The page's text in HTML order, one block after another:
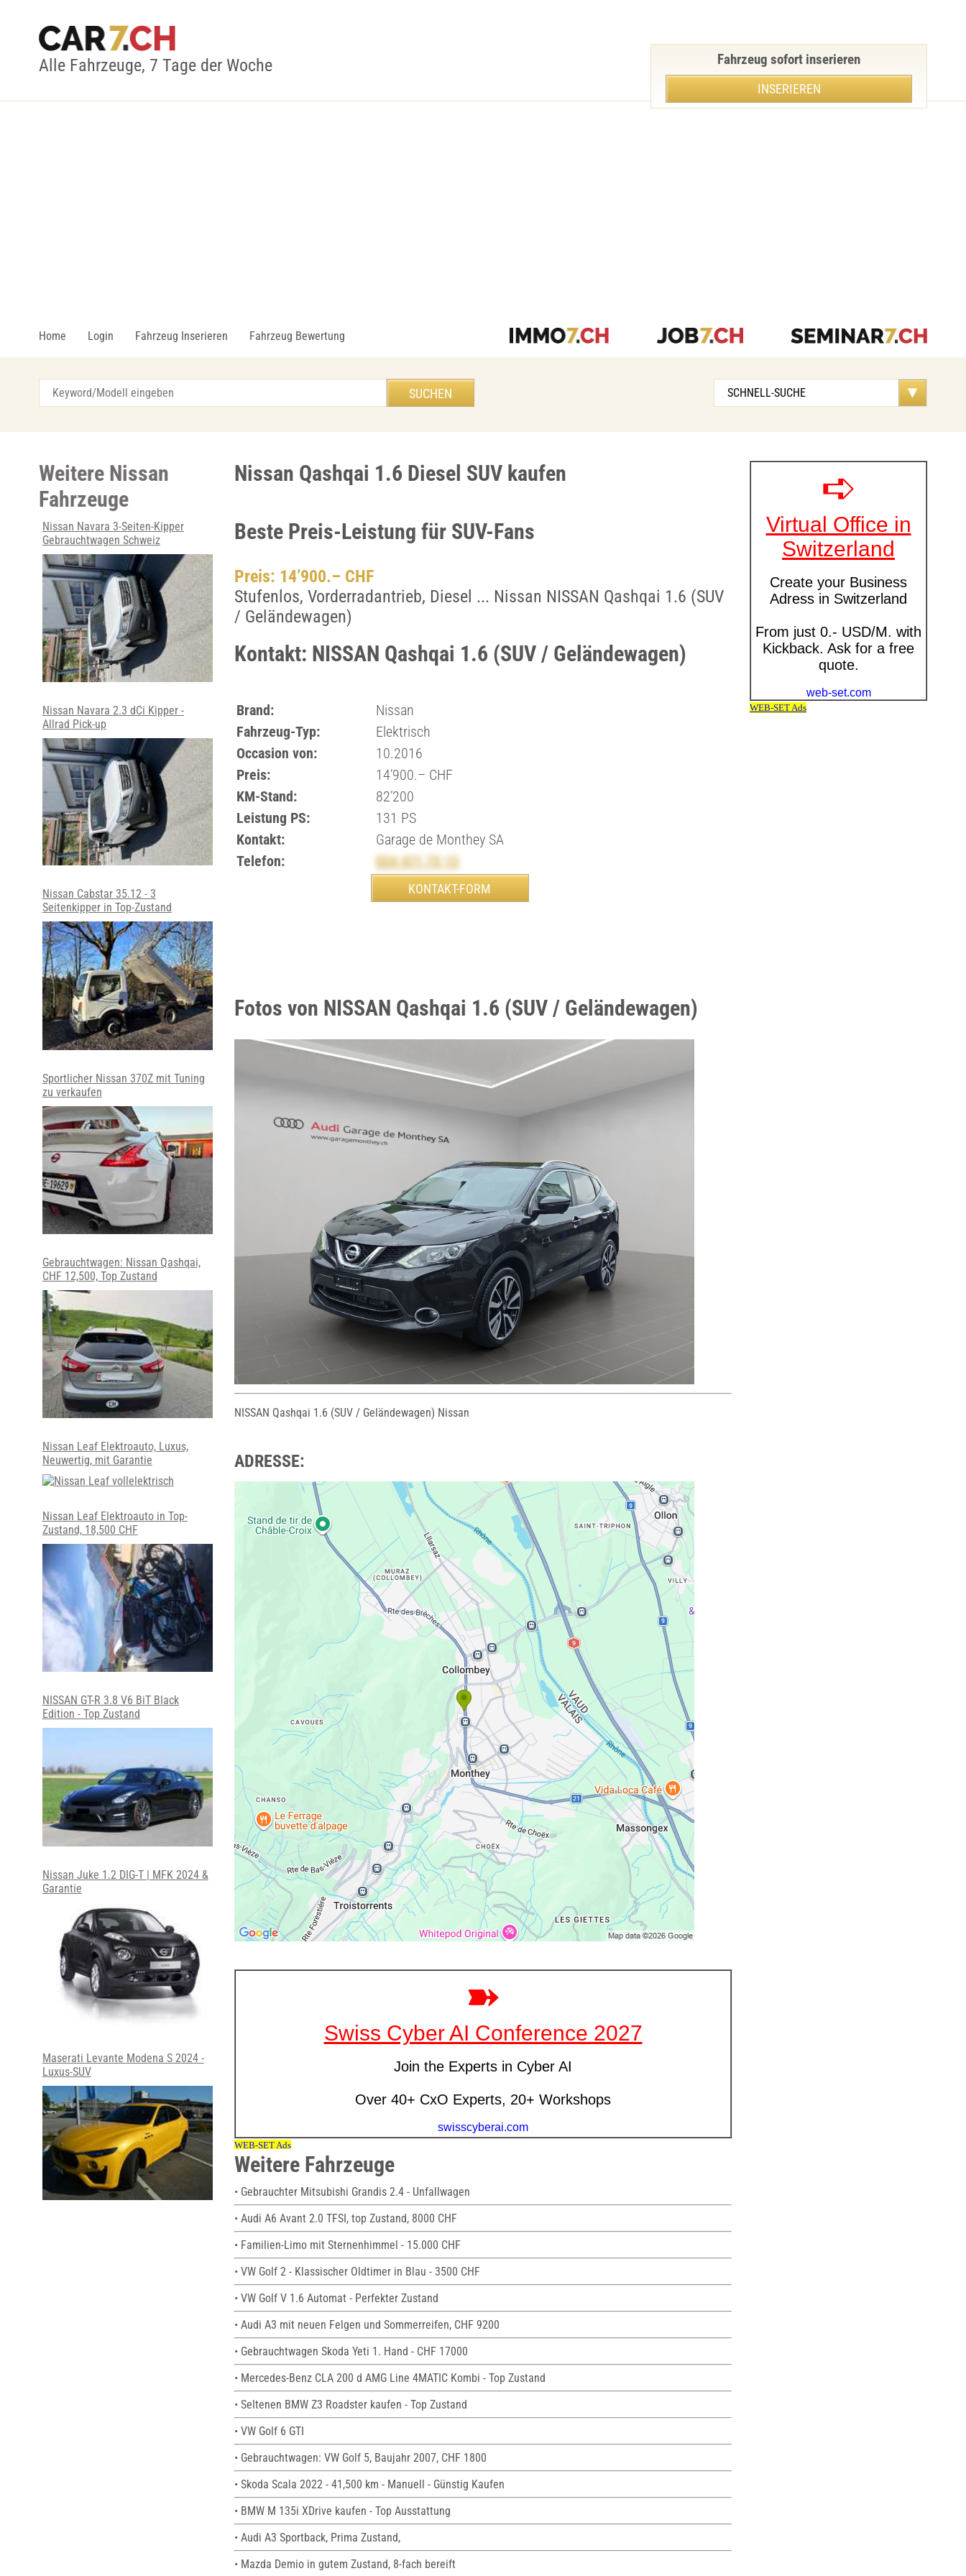
Alle Fahrzeuge, 7 Tage der Woche
Home Login Fahrzeug Inserieren Fahrzeug Bewertung
Fahrzeug sofort inserieren
INSERIEREN
Nissan Qashqai 1.6 Diesel SUV kaufen
Beste Preis-Leistung für SUV-Fans
Preis: 14’900.– CHF
Stufenlos, Vorderradantrieb, Diesel ... Nissan NISSAN Qashqai 1.6 (SUV
/ Geländewagen)
Kontakt: NISSAN Qashqai 1.6 (SUV / Geländewagen)
Brand:
Nissan
Fahrzeug-Typ:
Elektrisch
Occasion von:
10.2016
Preis:
14’900.– CHF
KM-Stand:
82’200
Leistung PS:
131 PS
Kontakt:
Garage de Monthey SA
Telefon:
024 471 73 13
Fotos von NISSAN Qashqai 1.6 (SUV / Geländewagen)
NISSAN Qashqai 1.6 (SUV / Geländewagen) Nissan
ADRESSE:
Weitere Fahrzeuge
• Gebrauchter Mitsubishi Grandis 2.4 - Unfallwagen
• Audi A6 Avant 2.0 TFSI, top Zustand, 8000 CHF
• Familien-Limo mit Sternenhimmel - 15.000 CHF
• VW Golf 2 - Klassischer Oldtimer in Blau - 3500 CHF
• VW Golf V 1.6 Automat - Perfekter Zustand
• Audi A3 mit neuen Felgen und Sommerreifen, CHF 9200
• Gebrauchtwagen Skoda Yeti 1. Hand - CHF 17000
• Mercedes-Benz CLA 200 d AMG Line 4MATIC Kombi - Top Zustand
• Seltenen BMW Z3 Roadster kaufen - Top Zustand
• VW Golf 6 GTI
• Gebrauchtwagen: VW Golf 5, Baujahr 2007, CHF 1800
• Skoda Scala 2022 - 41,500 km - Manuell - Günstig Kaufen
• BMW M 135i XDrive kaufen - Top Ausstattung
• Audi A3 Sportback, Prima Zustand,
• Mazda Demio in gutem Zustand, 8-fach bereift
Weitere Nissan
Fahrzeuge
Nissan Navara 3-Seiten-Kipper
Gebrauchtwagen Schweiz
Nissan Navara 2.3 dCi Kipper -
Allrad Pick-up
Nissan Cabstar 35.12 - 3
Seitenkipper in Top-Zustand
Sportlicher Nissan 370Z mit Tuning
zu verkaufen
Gebrauchtwagen: Nissan Qashqai,
CHF 12,500, Top Zustand
Nissan Leaf Elektroauto, Luxus,
Neuwertig, mit Garantie
Nissan Leaf Elektroauto in Top-
Zustand, 18,500 CHF
NISSAN GT-R 3.8 V6 BiT Black
Edition - Top Zustand
Nissan Juke 1.2 DIG-T | MFK 2024 &
Garantie
Maserati Levante Modena S 2024 -
Luxus-SUV